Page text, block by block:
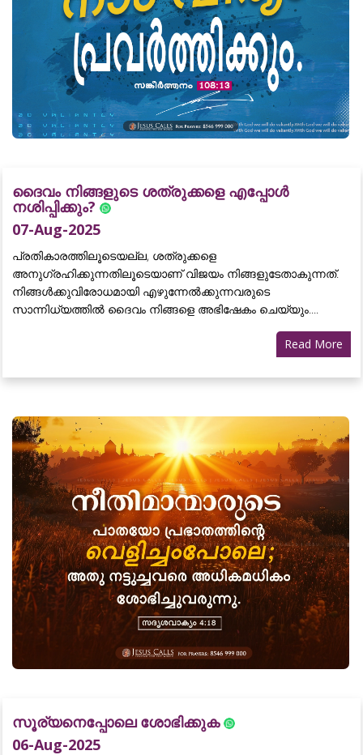
ദൈവം നിങ്ങളുടെ ശത്രുക്കളെ എപ്പോൾ
നശിപ്പിക്കും?
07-Aug-2025
പ്രതികാരത്തിലൂടെയല്ല, ശത്രുക്കളെ
അനുഗ്രഹിക്കുന്നതിലൂടെയാണ് വിജയം നിങ്ങളുടേതാകുന്നത്.
നിങ്ങൾക്കുവിരോധമായി എഴുന്നേൽക്കുന്നവരുടെ
സാന്നിധ്യത്തിൽ ദൈവം നിങ്ങളെ അഭിഷേകം ചെയ്യും....
Read More
സൂര്യനെപ്പോലെ ശോഭിക്കുക
06-Aug-2025